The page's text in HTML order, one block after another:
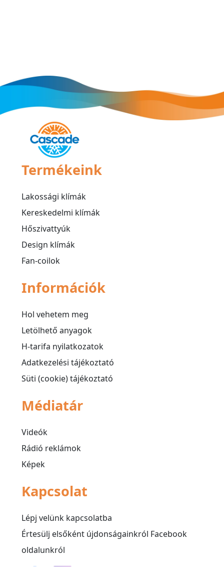
Termékeink
Lakossági klímák
Kereskedelmi klímák
Hőszivattyúk
Design klímák
Fan-coilok
Információk
Hol vehetem meg
Letölhető anyagok
H-tarifa nyilatkozatok
Adatkezelési tájékoztató
Süti (cookie) tájékoztató
Médiatár
Videók
Rádió reklámok
Képek
Kapcsolat
Lépj velünk kapcsolatba
Értesülj elsőként újdonságainkról Facebook
oldalunkról